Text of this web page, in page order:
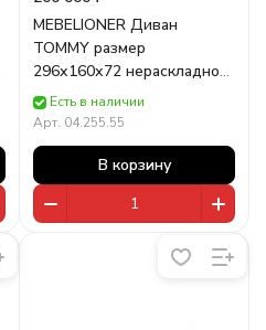
MEBELIONER Диван
TOMMY размер
296х160х72 нераскладной
серыйЕсть в наличии
Арт. 04.255.55
В корзину